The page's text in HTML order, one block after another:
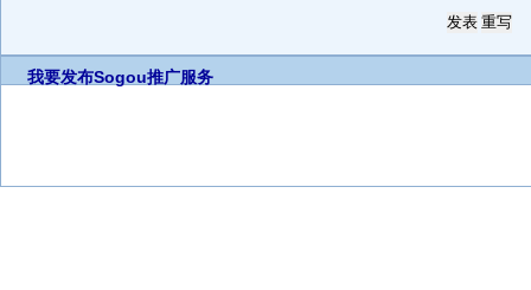
我要发布Sogou推广服务